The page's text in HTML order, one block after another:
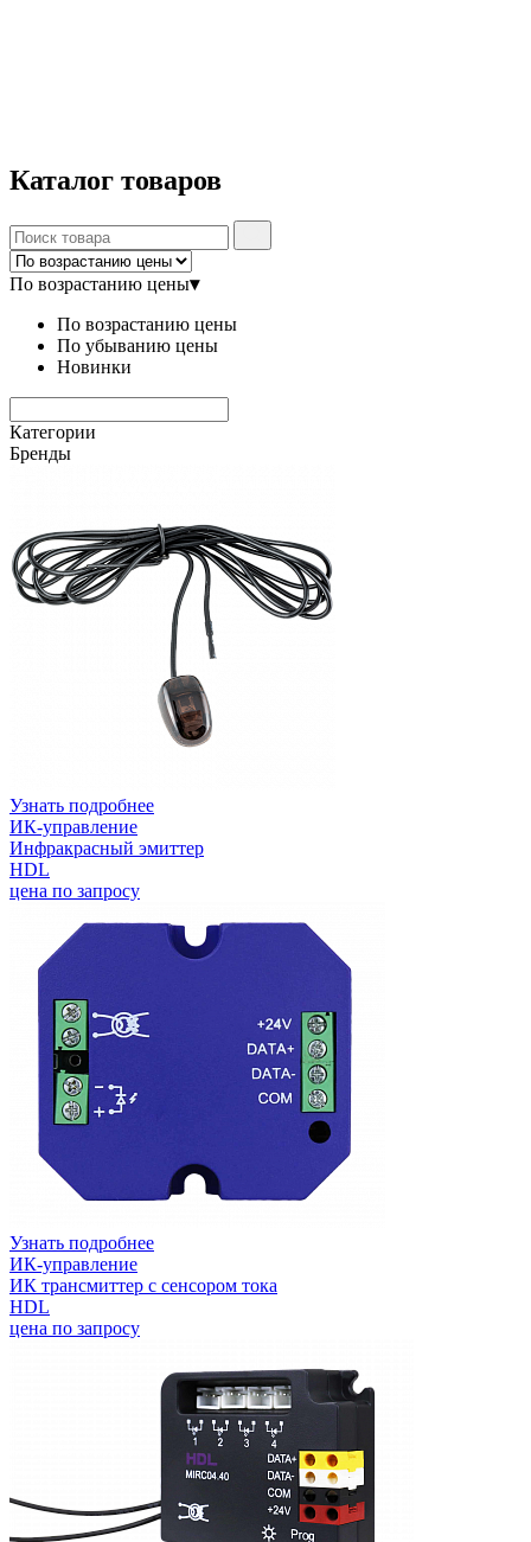
Каталог товаров
По возрастанию цены▾
По возрастанию цены
По убыванию цены
Новинки
Категории
Бренды
Узнать подробнее
ИК-управление
Инфракрасный эмиттер
HDL
цена по запросу
Узнать подробнее
ИК-управление
ИК трансмиттер с сенсором тока
HDL
цена по запросу